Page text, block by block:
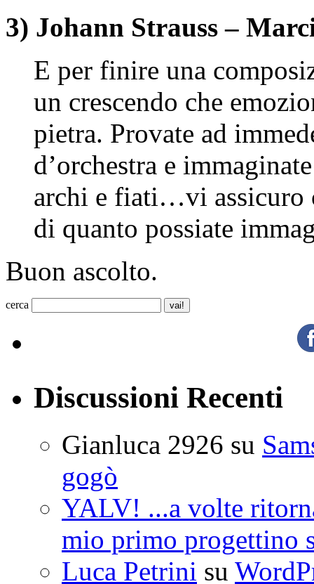
3) Johann Strauss –
E per finire una
un crescendo che
pietra. Provate ad
d’orchestra e
archi e fiati…vi assicuro
di quanto possiate
Buon ascolto.
cerca
Discussioni Recenti
Gianluca 2926 su
gogò
YALV! ...a volte
mio primo progettino
Luca Petrini su